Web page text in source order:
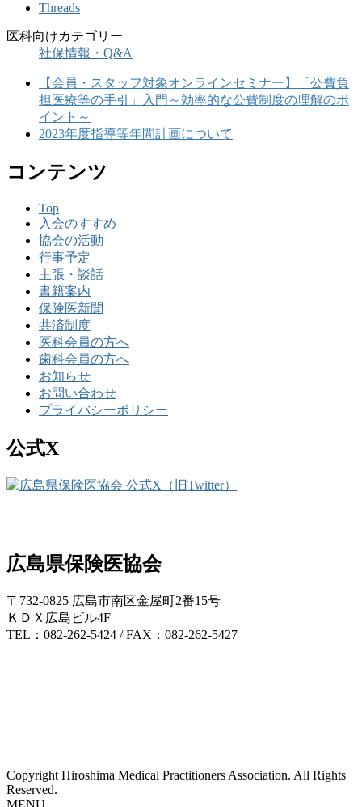
Threads
医科向けカテゴリー
社保情報・Q&A
【会員・スタッフ対象オンラインセミナー】「公費負
担医療等の手引」入門～効率的な公費制度の理解のポ
イント～
2023年度指導等年間計画について
コンテンツ
Top
入会のすすめ
協会の活動
行事予定
主張・談話
書籍案内
保険医新聞
共済制度
医科会員の方へ
歯科会員の方へ
お知らせ
お問い合わせ
プライバシーポリシー
公式X
広島県保険医協会
〒732-0825 広島市南区金屋町2番15号
ＫＤＸ広島ビル4F
TEL：082-262-5424 / FAX：082-262-5427
Copyright Hiroshima Medical Practitioners Association. All Rights
Reserved.
MENU